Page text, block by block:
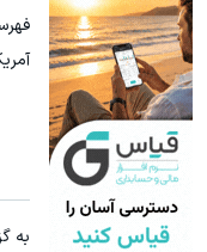
به
جای این پک تقویت